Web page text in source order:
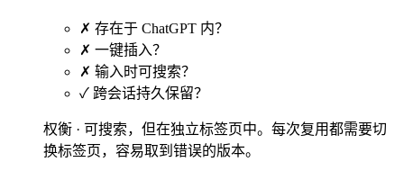
✗ 存在于 ChatGPT 内？
✗ 一键插入？
✗ 输入时可搜索？
✓ 跨会话持久保留？
权衡 · 可搜索，但在独立标签页中。每次复用都需要切
换标签页，容易取到错误的版本。